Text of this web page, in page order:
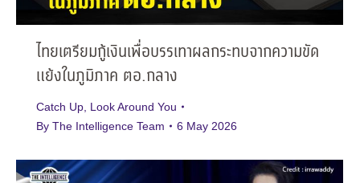
ไทยเตรียมกู้เงินเพื่อบรรเทาผลกระทบจากความขัด
แย้งในภูมิภาค ตอ.กลาง
Catch Up Look Around You
By The Intelligence Team 6 May 2026